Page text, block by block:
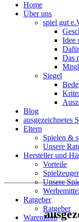
Home
Über uns
spiel gut
Idee
Das
Siegel
Blog
ausgezeichnetes
Eltern
Spielen &
Unsere
Hersteller und
Vorteile
Unsere
Werbemittel
Ratgeber
Ratgeber
Warenkorb